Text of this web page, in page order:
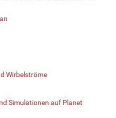
Wirbelströme
Simulationen auf Planet